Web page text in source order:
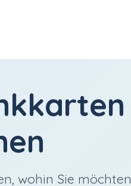
wohin Sie möchten